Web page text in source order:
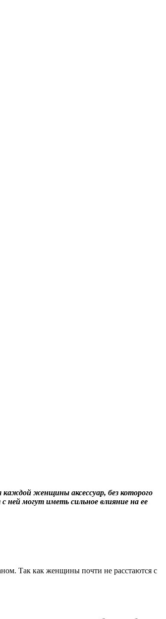
женщины аксессуар, без которого
ней могут иметь сильное влияние на ее
Так как женщины почти не расстаются с